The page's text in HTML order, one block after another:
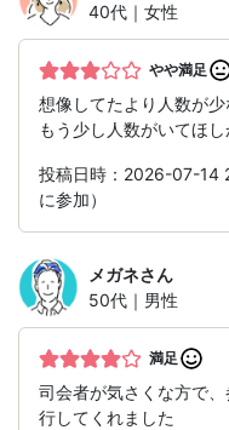
40代｜女性
やや満足
想像してたより人数が少
もう少し人数がいてほし
投稿日時：2026-07-14
に参加）
メガネさん
50代｜男性
満足
司会者が気さくな方で
行してくれました